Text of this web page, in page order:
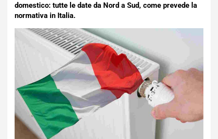
domestico: tutte le date da Nord a Sud, come prevede la
normativa in Italia.